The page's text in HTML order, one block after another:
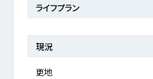
ライフプラン
現況
更地